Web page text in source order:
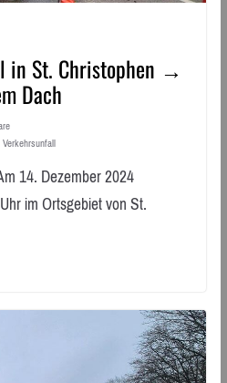
in St. Christophen →
Dach
Verkehrsunfall
14. Dezember 2024
im Ortsgebiet von St.